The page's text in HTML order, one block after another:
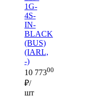
1G-
4S-
IN-
BLACK
(BUS)
(IARL,
-)
10 77300
₽/
шт